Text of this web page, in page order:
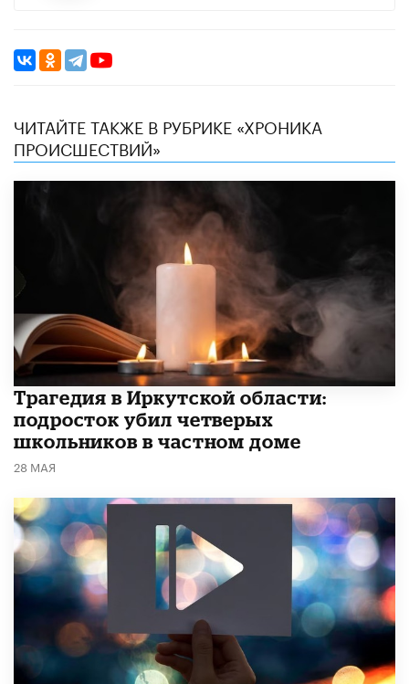
ЧИТАЙТЕ ТАКЖЕ В РУБРИКЕ «ХРОНИКА
ПРОИСШЕСТВИЙ»
Трагедия в Иркутской области:
подросток убил четверых
школьников в частном доме
28 МАЯ